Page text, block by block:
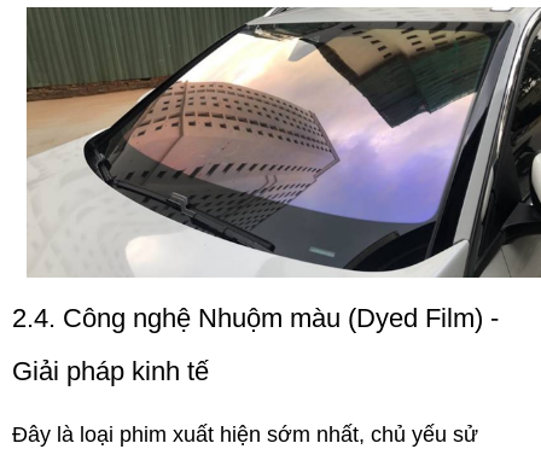
2.4. Công nghệ Nhuộm màu (Dyed Film) -
Giải pháp kinh tế
Đây là loại phim xuất hiện sớm nhất, chủ yếu sử